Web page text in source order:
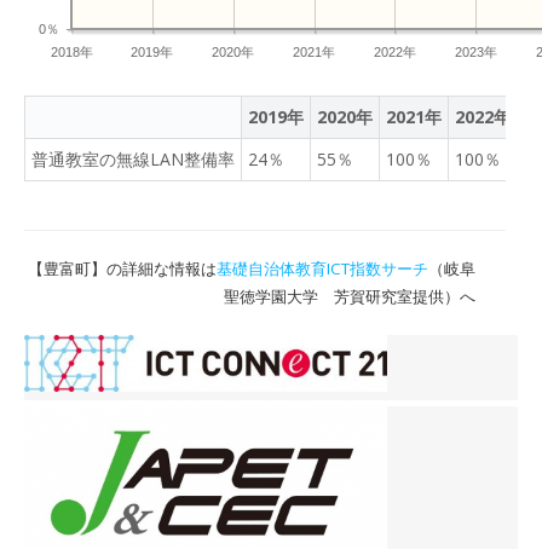
2018年 2019年 2020年 2021年 2022年 2023年
0％
2019年 2020年 2021年 2022年
普通教室の無線LAN整備率
24％ 55％ 100％ 100％
【豊富町】の詳細な情報は基礎自治体教育ICT指数サーチ （岐阜
聖徳学園大学 芳賀研究室提供）へ